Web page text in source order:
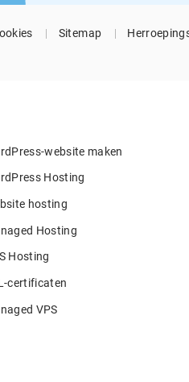
Sitemap
website maken
Hosting
hosting
Hosting
Hosting
certificaten
VPS